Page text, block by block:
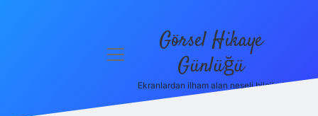
menüyü
Görsel Hikaye
Günlüğü
Ekranlardan ilham alan neşeli bilgiler!